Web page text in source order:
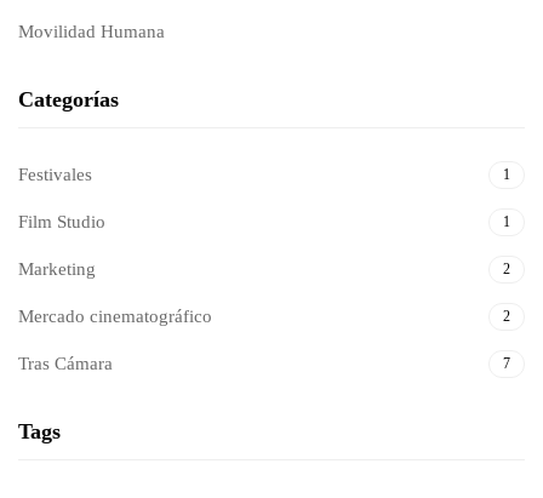
Movilidad Humana
Categorías
Festivales 1
Film Studio 1
Marketing 2
Mercado cinematográfico 2
Tras Cámara 7
Tags